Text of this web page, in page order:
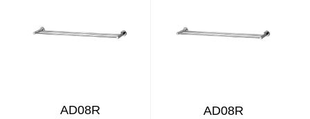
AD08R AD08R